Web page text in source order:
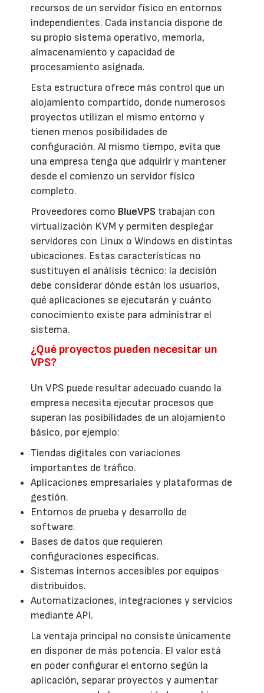
recursos de un servidor físico en entornos
independientes. Cada instancia dispone de
su propio sistema operativo, memoria,
almacenamiento y capacidad de
procesamiento asignada.
Esta estructura ofrece más control que un
alojamiento compartido, donde numerosos
proyectos utilizan el mismo entorno y
tienen menos posibilidades de
configuración. Al mismo tiempo, evita que
una empresa tenga que adquirir y mantener
desde el comienzo un servidor físico
completo.
Proveedores como BlueVPS trabajan con
virtualización KVM y permiten desplegar
servidores con Linux o Windows en distintas
ubicaciones. Estas características no
sustituyen el análisis técnico: la decisión
debe considerar dónde están los usuarios,
qué aplicaciones se ejecutarán y cuánto
conocimiento existe para administrar el
sistema.
¿Qué proyectos pueden necesitar un
VPS?
Un VPS puede resultar adecuado cuando la
empresa necesita ejecutar procesos que
superan las posibilidades de un alojamiento
básico, por ejemplo:
Tiendas digitales con variaciones
importantes de tráfico.
Aplicaciones empresariales y plataformas de
gestión.
Entornos de prueba y desarrollo de
software.
Bases de datos que requieren
configuraciones específicas.
Sistemas internos accesibles por equipos
distribuidos.
Automatizaciones, integraciones y servicios
mediante API.
La ventaja principal no consiste únicamente
en disponer de más potencia. El valor está
en poder configurar el entorno según la
aplicación, separar proyectos y aumentar